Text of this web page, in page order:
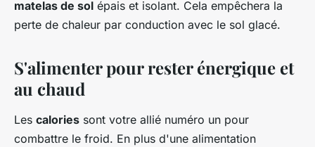
matelas de sol épais et isolant. Cela empêchera la
perte de chaleur par conduction avec le sol glacé.
S'alimenter pour rester énergique et
au chaud
Les calories sont votre allié numéro un pour
combattre le froid. En plus d'une alimentation